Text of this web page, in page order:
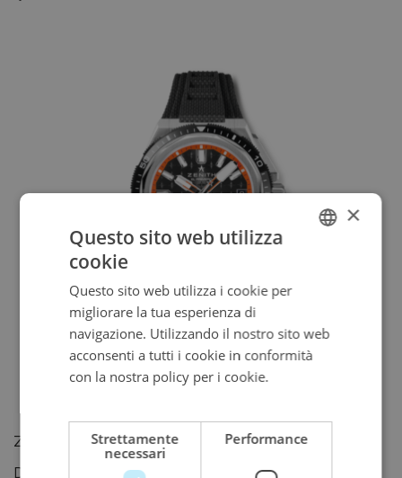
ZENITH
Defy Extreme Diver
×
Questo sito web utilizza
cookie
Questo sito web utilizza i cookie per
migliorare la tua esperienza di
navigazione. Utilizzando il nostro sito web
acconsenti a tutti i cookie in conformità
con la nostra policy per i cookie.
Strettamente
necessari
Performance